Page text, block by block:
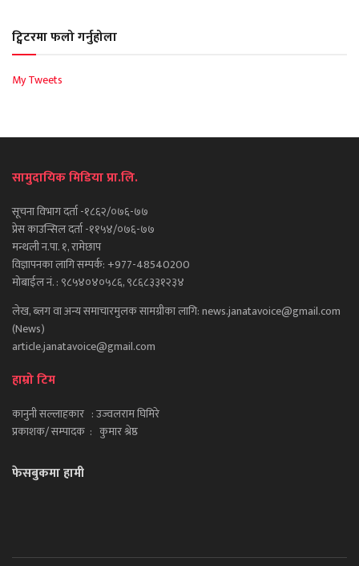
ट्विटरमा फलो गर्नुहोला
My Tweets
सामुदायिक मिडिया प्रा.लि.
सूचना विभाग दर्ता -१८६२/०७६-७७
प्रेस काउन्सिल दर्ता -११५४/०७६-७७
मन्थली न.पा. १, रामेछाप
विज्ञापनका लागि सम्पर्क: +977-48540200
मोबाईल नं. : ९८५४०४०५८६, ९८६८३३१२३४
लेख, ब्लग वा अन्य समाचारमुलक सामग्रीका लागि: news.janatavoice@gmail.com
(News)
article.janatavoice@gmail.com
हाम्रो टिम
कानुनी सल्लाहकार : उज्वलराम घिमिरे
प्रकाशक/ सम्पादक : कुमार श्रेष्ठ
फेसबुकमा हामी